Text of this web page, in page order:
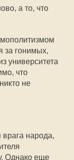
а то, что
за гонимых,
университета
что
не
народа,
Однако еще